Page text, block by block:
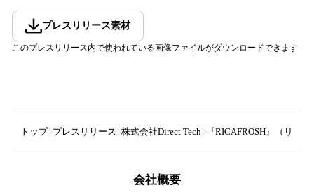
プレスリリース素材
このプレスリリース内で使われている画像ファイルがダウンロードできます
トップ プレスリリース 株式会社Direct Tech 『RICAFROSH』（リ
会社概要